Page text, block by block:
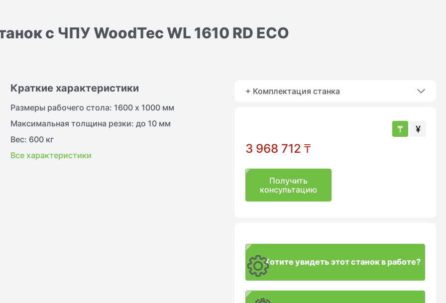
с ЧПУ WoodTec WL 1610 RD ECO
Краткие характеристики
Размеры рабочего стола: 1600 x 1000 мм
Максимальная толщина резки: до 10 мм
Вес: 600 кг
Все характеристики
+ Комплектация станка
₸ ¥
3 968 712 ₸
Получить
консультацию
Хотите увидеть этот станок в работе?